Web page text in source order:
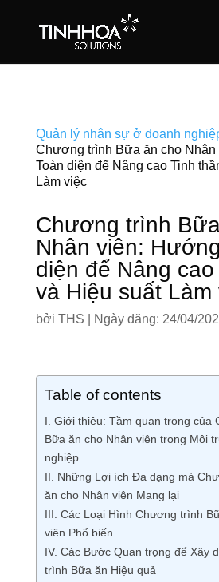
Quản lý nhân sự ở doanh
Chương trình Bữa ăn cho
Toàn diện để Nâng cao Tinh
Làm việc
Chương trình
Nhân viên:
diện để Nâng
và Hiệu suất Làm
bởi THS Ngày đăng: 24/04/
Table of contents
I. Giới thiệu: Tầm quan trọng của
Bữa ăn cho Nhân viên trong Môi
nghiệp
II. Những Lợi ích Đa dạng mà
ăn cho Nhân viên Mang lại
III. Các Loại Hình Chương trình
viên Phổ biến
IV. Các Bước Quan trọng để Xây
trình Bữa ăn Hiệu quả